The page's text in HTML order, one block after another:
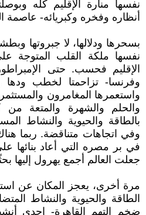
نفسها منارة الإقليم كله
أنظاره وفخره وكبريائه- عاصمة
بسحرها ودلالها، لا جبروتها
نفسها ملكة القلب المتوجة
الإقليم فحسب. حتى
وفرنسا- تزاحمتا لخطب
واستعمرها المغامرون
والحلم والشهرة والمتعة
بالطاقة والحيوية والنشاط
وفي اتجاهات متناقضة. ربما هناك
في بر مصره التي أعاد بنائها
جعلت العالم أجمع يهرول إليها
مرة أخرى، يعجز المكان عن
الطاقة والحيوية والنشاط
ضخم التهم القاهرة- إحدى